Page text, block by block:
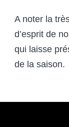
A noter la
d’esprit de
qui laisse
de la saison.